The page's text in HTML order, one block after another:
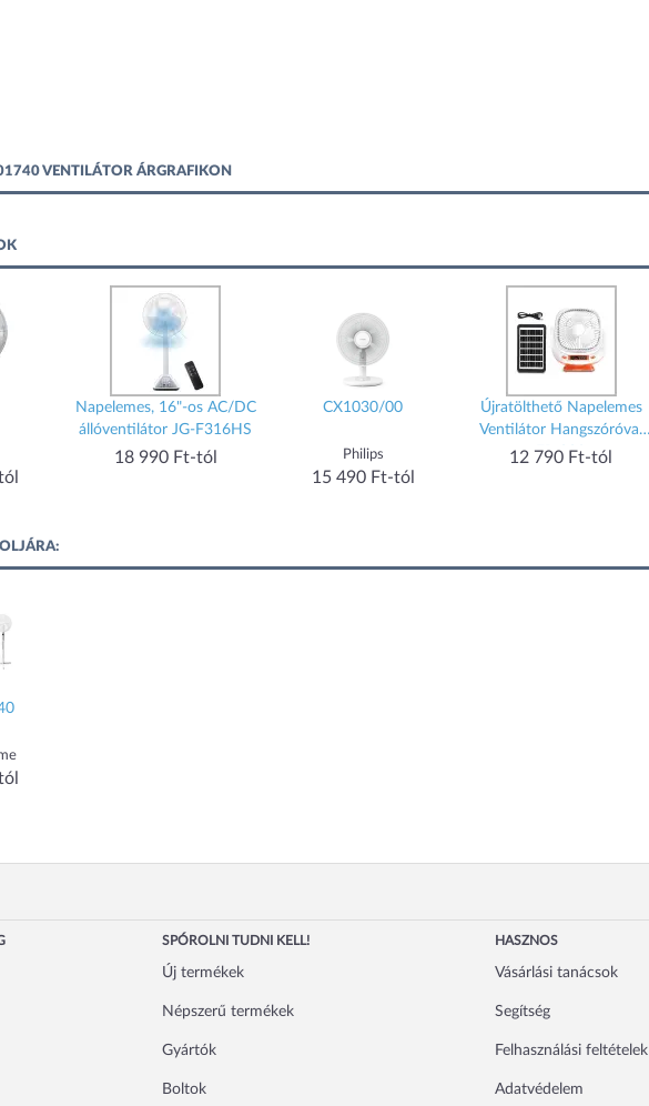
VENTILÁTOR ÁRGRAFIKON
Napelemes, 16"-os AC/DC
állóventilátor JG-F316HS
18 990 Ft-tól
CX1030/00
Philips
15 490 Ft-tól
Újratölthető Napelemes
Ventilátor Hangszóróval
EP-008
12 790 Ft-tól
SPÓROLNI TUDNI KELL!
Új termékek
Népszerű termékek
Gyártók
Boltok
HASZNOS
Vásárlási tanácsok
Segítség
Felhasználási feltételek
Adatvédelem